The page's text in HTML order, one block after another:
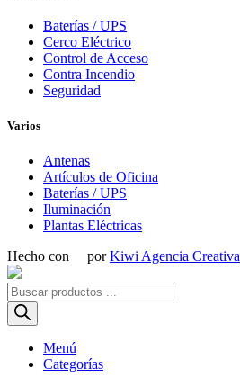
Baterías / UPS
Cerco Eléctrico
Control de Acceso
Contra Incendio
Seguridad
Varios
Antenas
Artículos de Oficina
Baterías / UPS
Iluminación
Plantas Eléctricas
Hecho con
porKiwi Agencia Creativa
Búsqueda
de
productos
Menú
Categorías